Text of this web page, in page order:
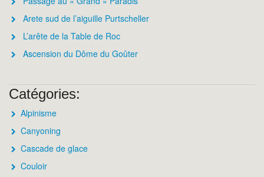
Arete sud de l’aiguille Purtscheller
L’arête de la Table de Roc
Ascension du Dôme du Goûter
Catégories:
Alpinisme
Canyoning
Cascade de glace
Couloir